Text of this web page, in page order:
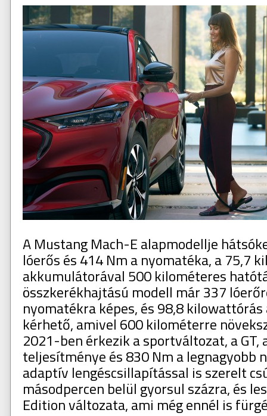
A Mustang Mach-E alapmodellje
lóerős és 414 Nm a nyomatéka, a 75,7
akkumulátorával 500 kilométeres
összkerékhajtású modell már 337
nyomatékra képes, és 98,8
kérhető, amivel 600 kilométerre
2021-ben érkezik a sportváltozat, a GT,
teljesítménye és 830 Nm a legnagyobb
adaptív lengéscsillapítással is szerelt
másodpercen belül gyorsul százra, és
Edition változata, ami még ennél is